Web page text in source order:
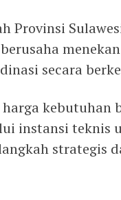
Provinsi
secara
kebutuhan
instansi teknis
strategis